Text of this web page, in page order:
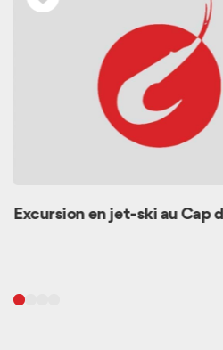
Excursion en jet-ski au Cap